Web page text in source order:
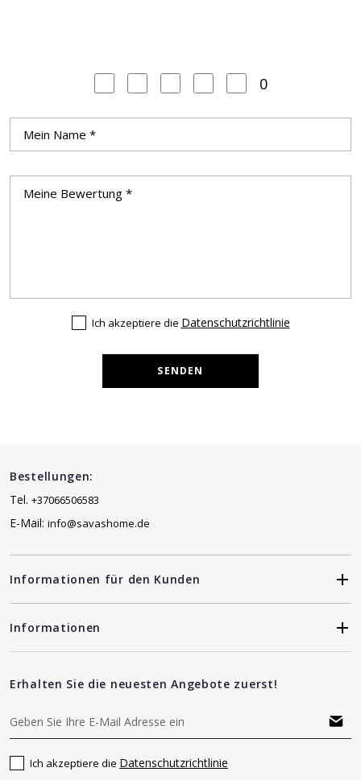
0
Ich akzeptiere die Datenschutzrichtlinie
SENDEN
Bestellungen:
Tel. +37066506583
E-Mail: info@savashome.de
Informationen für den Kunden
Informationen
Erhalten Sie die neuesten Angebote zuerst!
Ich akzeptiere die Datenschutzrichtlinie